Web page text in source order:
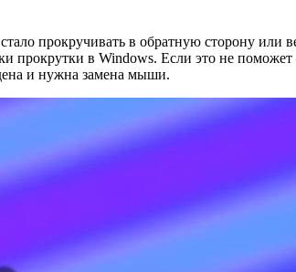
прокручивать в обратную сторону или
прокрутки в Windows. Если это не
и нужна замена мыши.